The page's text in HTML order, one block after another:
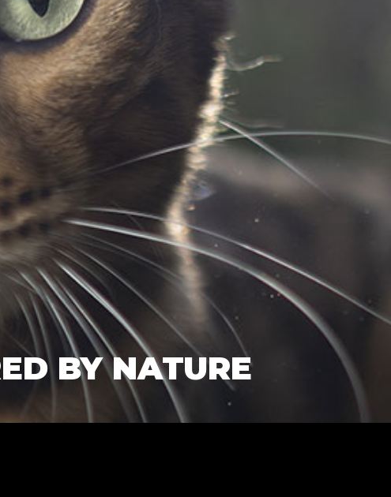
BY NATURE